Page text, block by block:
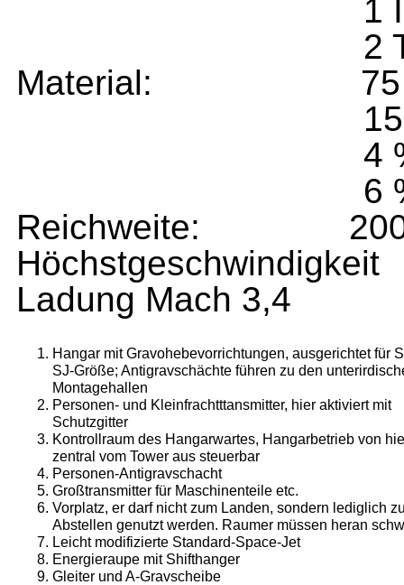
1 Impuls/
2
Material: 75 %
15 %
4 %
6 %
Reichweite:
Ladung Mach 3,4
Hangar mit Gravohebevorrichtungen, ausgerichtet für
SJ-Größe; Antigravschächte führen zu den
Montagehallen
Personen- und Kleinfrachtttansmitter, hier aktiviert mit
Schutzgitter
Kontrollraum des Hangarwartes, Hangarbetrieb von
zentral vom Tower aus steuerbar
Personen-Antigravschacht
Großtransmitter für Maschinenteile etc.
Vorplatz, er darf nicht zum Landen, sondern ledig­lich
Abstellen genutzt werden. Raumer müssen heran
Leicht modifizierte Standard-Space-Jet
Energieraupe mit Shifthanger
Gleiter und A-Gravscheibe